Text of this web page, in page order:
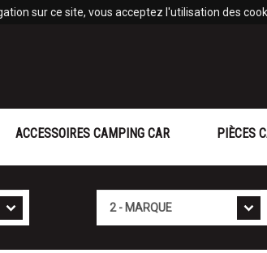
sur ce site, vous acceptez l'utilisation des
ACCESSOIRES CAMPING CAR PIÈCES